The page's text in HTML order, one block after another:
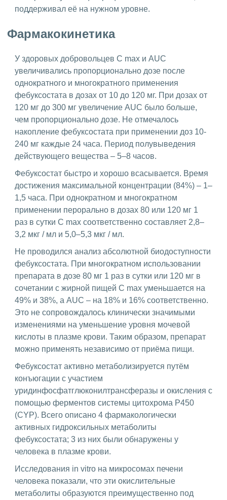
поддерживал её на нужном уровне.
Фармакокинетика
У здоровых добровольцев С max и AUC
увеличивались пропорционально дозе после
однократного и многократного применения
фебуксостата в дозах от 10 до 120 мг. При дозах от
120 мг до 300 мг увеличение AUC было больше,
чем пропорционально дозе. Не отмечалось
накопление фебуксостата при применении доз 10-
240 мг каждые 24 часа. Период полувыведения
действующего вещества – 5–8 часов.
Фебуксостат быстро и хорошо всасывается. Время
достижения максимальной концентрации (84%) – 1–
1,5 часа. При однократном и многократном
применении перорально в дозах 80 или 120 мг 1
раз в сутки С max соответственно составляет 2,8–
3,2 мкг / мл и 5,0–5,3 мкг / мл.
Не проводился анализ абсолютной биодоступности
фебуксостата. При многократном использовании
препарата в дозе 80 мг 1 раз в сутки или 120 мг в
сочетании с жирной пищей С max уменьшается на
49% и 38%, а AUC – на 18% и 16% соответственно.
Это не сопровождалось клинически значимыми
изменениями на уменьшение уровня мочевой
кислоты в плазме крови. Таким образом, препарат
можно применять независимо от приёма пищи.
Фебуксостат активно метаболизируется путём
конъюгации с участием
уридинфосфатглюконилтрансферазы и окисления с
помощью ферментов системы цитохрома Р450
(CYP). Всего описано 4 фармакологически
активных гидроксильных метаболиты
фебуксостата; 3 из них были обнаружены у
человека в плазме крови.
Исследования in vitro на микросомах печени
человека показали, что эти окислительные
метаболиты образуются преимущественно под